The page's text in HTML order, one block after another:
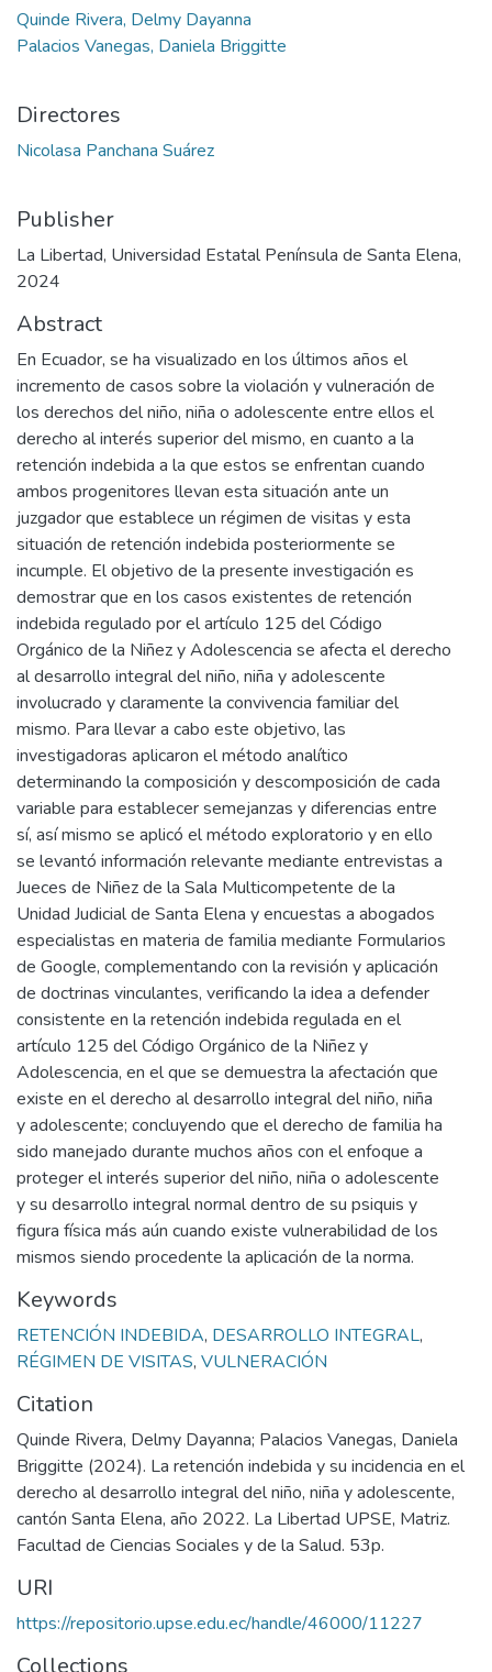
Quinde Rivera, Delmy Dayanna
Palacios Vanegas, Daniela Briggitte
Directores
Nicolasa Panchana Suárez
Publisher
La Libertad, Universidad Estatal Península de Santa Elena,
2024
Abstract
En Ecuador, se ha visualizado en los últimos años el
incremento de casos sobre la violación y vulneración de
los derechos del niño, niña o adolescente entre ellos el
derecho al interés superior del mismo, en cuanto a la
retención indebida a la que estos se enfrentan cuando
ambos progenitores llevan esta situación ante un
juzgador que establece un régimen de visitas y esta
situación de retención indebida posteriormente se
incumple. El objetivo de la presente investigación es
demostrar que en los casos existentes de retención
indebida regulado por el artículo 125 del Código
Orgánico de la Niñez y Adolescencia se afecta el derecho
al desarrollo integral del niño, niña y adolescente
involucrado y claramente la convivencia familiar del
mismo. Para llevar a cabo este objetivo, las
investigadoras aplicaron el método analítico
determinando la composición y descomposición de cada
variable para establecer semejanzas y diferencias entre
sí, así mismo se aplicó el método exploratorio y en ello
se levantó información relevante mediante entrevistas a
Jueces de Niñez de la Sala Multicompetente de la
Unidad Judicial de Santa Elena y encuestas a abogados
especialistas en materia de familia mediante Formularios
de Google, complementando con la revisión y aplicación
de doctrinas vinculantes, verificando la idea a defender
consistente en la retención indebida regulada en el
artículo 125 del Código Orgánico de la Niñez y
Adolescencia, en el que se demuestra la afectación que
existe en el derecho al desarrollo integral del niño, niña
y adolescente; concluyendo que el derecho de familia ha
sido manejado durante muchos años con el enfoque a
proteger el interés superior del niño, niña o adolescente
y su desarrollo integral normal dentro de su psiquis y
figura física más aún cuando existe vulnerabilidad de los
mismos siendo procedente la aplicación de la norma.
Keywords
RETENCIÓN INDEBIDA, DESARROLLO INTEGRAL,
RÉGIMEN DE VISITAS, VULNERACIÓN
Citation
Quinde Rivera, Delmy Dayanna; Palacios Vanegas, Daniela
Briggitte (2024). La retención indebida y su incidencia en el
derecho al desarrollo integral del niño, niña y adolescente,
cantón Santa Elena, año 2022. La Libertad UPSE, Matriz.
Facultad de Ciencias Sociales y de la Salud. 53p.
URI
https://repositorio.upse.edu.ec/handle/46000/11227
Collections